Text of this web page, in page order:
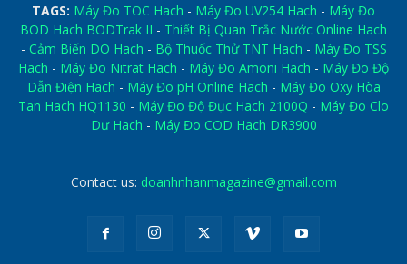
TAGS: Máy Đo TOC Hach - Máy Đo UV254 Hach - Máy Đo
BOD Hach BODTrak II - Thiết Bị Quan Trắc Nước Online Hach
- Cảm Biến DO Hach - Bộ Thuốc Thử TNT Hach - Máy Đo TSS
Hach - Máy Đo Nitrat Hach - Máy Đo Amoni Hach - Máy Đo Độ
Dẫn Điện Hach - Máy Đo pH Online Hach - Máy Đo Oxy Hòa
Tan Hach HQ1130 - Máy Đo Độ Đục Hach 2100Q - Máy Đo Clo
Dư Hach - Máy Đo COD Hach DR3900
Contact us: doanhnhanmagazine@gmail.com